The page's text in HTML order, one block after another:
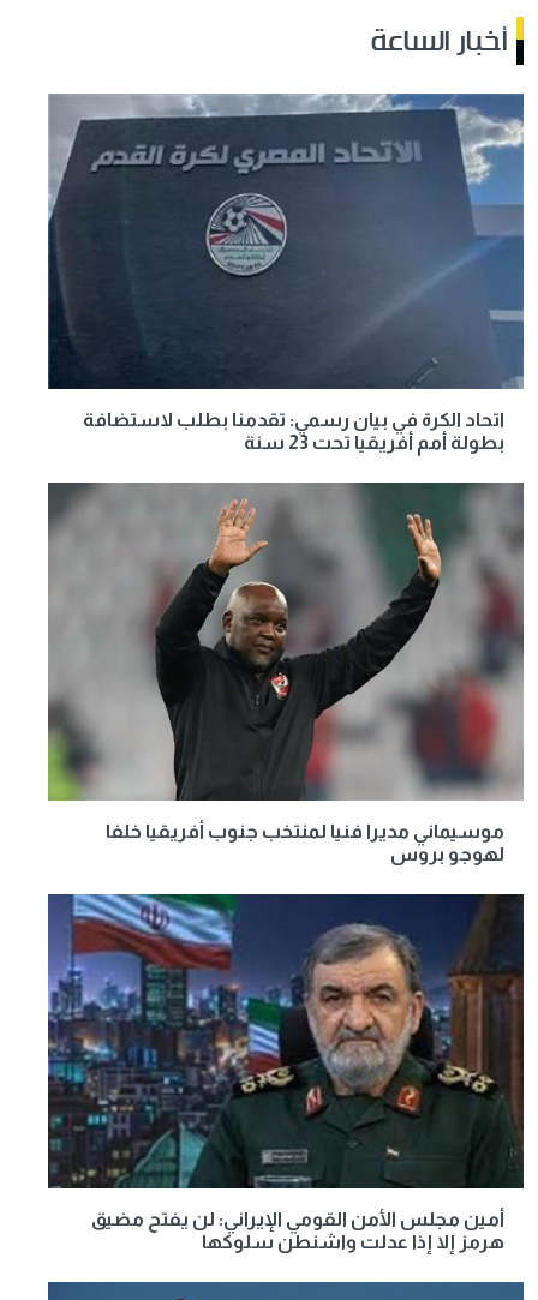
أخبار الساعة
اتحاد الكرة في بيان رسمي: تقدمنا بطلب لاستضافة
بطولة أمم أفريقيا تحت 23 سنة
موسيماني مديرا فنيا لمنتخب جنوب أفريقيا خلفا
لهوجو بروس
أمين مجلس الأمن القومي الإيراني: لن يفتح مضيق
هرمز إلا إذا عدلت واشنطن سلوكها